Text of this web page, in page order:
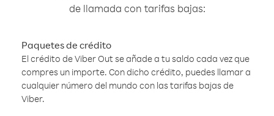
de llamada con tarifas bajas:
Paquetes de crédito
El crédito de Viber Out se añade a tu saldo cada vez que
compres un importe. Con dicho crédito, puedes llamar a
cualquier número del mundo con las tarifas bajas de
Viber.